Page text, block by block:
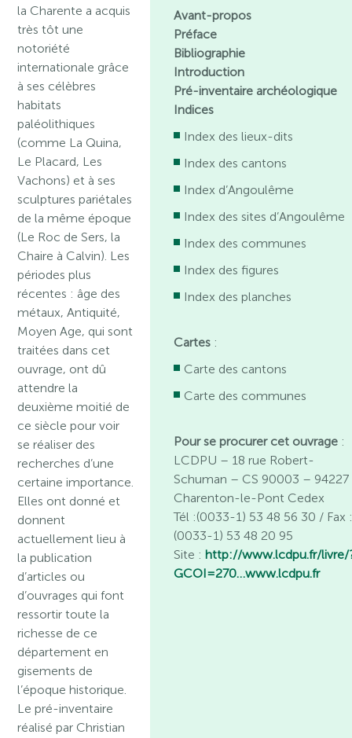
la Charente a acquis
très tôt une
notoriété
internationale grâce
à ses célèbres
habitats
paléolithiques
(comme La Quina,
Le Placard, Les
Vachons) et à ses
sculptures pariétales
de la même époque
(Le Roc de Sers, la
Chaire à Calvin). Les
périodes plus
récentes : âge des
métaux, Antiquité,
Moyen Age, qui sont
traitées dans cet
ouvrage, ont dû
attendre la
deuxième moitié de
ce siècle pour voir
se réaliser des
recherches d’une
certaine importance.
Elles ont donné et
donnent
actuellement lieu à
la publication
d’articles ou
d’ouvrages qui font
ressortir toute la
richesse de ce
département en
gisements de
l’époque historique.
Le pré-inventaire
réalisé par Christian
Avant-propos
Préface
Bibliographie
Introduction
Pré-inventaire archéologique
Indices
Index des lieux-dits
Index des cantons
Index d’Angoulême
Index des sites d’Angoulême
Index des communes
Index des figures
Index des planches
Cartes :
Carte des cantons
Carte des communes
Pour se procurer cet ouvrage :
LCDPU – 18 rue Robert-
Schuman – CS 90003 – 94227
Charenton-le-Pont Cedex
Tél :(0033-1) 53 48 56 30 / Fax
(0033-1) 53 48 20 95
Site : http://www.lcdpu.fr/livre/
GCOI=270…www.lcdpu.fr